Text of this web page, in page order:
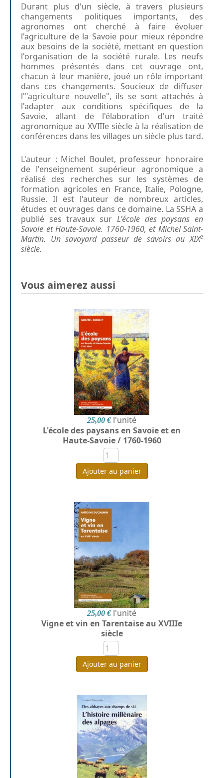
Durant plus d'un siècle, à travers plusieurs
changements politiques importants, des
agronomes ont cherché à faire évoluer
l'agriculture de la Savoie pour mieux répondre
aux besoins de la société, mettant en question
l'organisation de la société rurale. Les neufs
hommes présentés dans cet ouvrage ont,
chacun à leur manière, joué un rôle important
dans ces changements. Soucieux de diffuser
l'"agriculture nouvelle", ils se sont attachés à
l'adapter aux conditions spécifiques de la
Savoie, allant de l'élaboration d'un traité
agronomique au XVIIIe siècle à la réalisation de
conférences dans les villages un siècle plus tard.
L'auteur : Michel Boulet, professeur honoraire
de l'enseignement supérieur agronomique a
réalisé des recherches sur les systèmes de
formation agricoles en France, Italie, Pologne,
Russie. Il est l'auteur de nombreux articles,
études et ouvrages dans ce domaine. La SSHA a
publié ses travaux sur L'école des paysans en
Savoie et Haute-Savoie. 1760-1960, et Michel Saint-
Martin. Un savoyard passeur de savoirs au XIXe
siècle.
Vous aimerez aussi
25,00 € l'unité
L'école des paysans en Savoie et en
Haute-Savoie / 1760-1960
Ajouter au panier
25,00 € l'unité
Vigne et vin en Tarentaise au XVIIIe
siècle
Ajouter au panier